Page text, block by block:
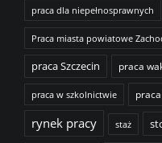
praca dla niepełnosprawnych
Praca miasta powiatowe
praca Szczecin praca
praca w szkolnictwie
rynek pracy staż